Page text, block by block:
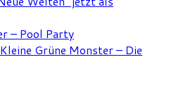
– Pool Party
Grüne Monster – Die